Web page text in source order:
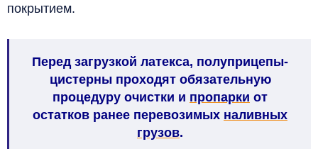
покрытием.
Перед загрузкой латекса, полуприцепы-
цистерны проходят обязательную
процедуру очистки и пропарки от
остатков ранее перевозимых наливных
грузов.